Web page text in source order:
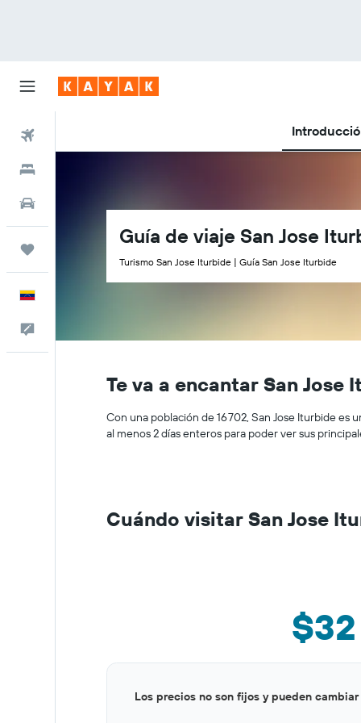
Guía de viaje San Jose
Turismo San Jose Iturbide | Guía San Jose Iturbide
Te va a encantar San Jose
Con una población de 16 702, San Jose Iturbide
al menos 2 días enteros para poder ver sus
Cuándo visitar San Jose
$32
graphic.Los precios no son fijos y pueden cambiar